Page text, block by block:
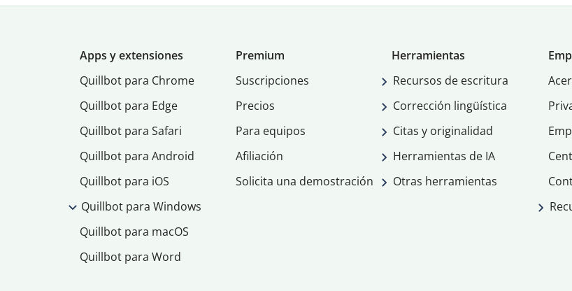
Apps y extensiones
Quillbot para Chrome
Quillbot para Edge
Quillbot para Safari
Quillbot para Android
Quillbot para iOS
Quillbot para Windows
Quillbot para macOS
Quillbot para Word
Premium
Suscripciones
Precios
Para equipos
Afiliación
Solicita una demostración
Herramientas
Recursos de escritura
Corrección lingüística
Citas y originalidad
Herramientas de IA
Otras herramientas